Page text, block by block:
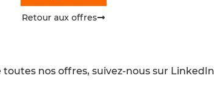
Retour aux offres
toutes nos offres, suivez-nous sur LinkedIn